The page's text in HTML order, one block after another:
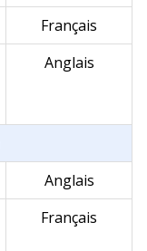
Français
Anglais
Anglais
Français